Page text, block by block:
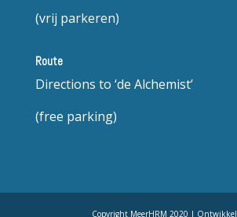
(vrij parkeren)
Route
Directions to ‘de Alchemist’
(free parking)
Copyright MeerHRM 2020 |